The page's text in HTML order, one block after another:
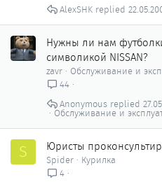
AlexSHK
Нужны ли нам
символикой NISSAN?
zavr
Обслуживание и
44
Обслуживание и
Anonymous
S Юристы
Spider
Курилка
4